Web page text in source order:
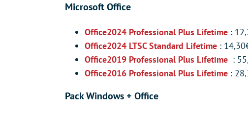
Microsoft Office
Office2024 Professional Plus Lifetime :
Office2024 LTSC Standard Lifetime :
Office2019 Professional Plus Lifetime :
Office2016 Professional Plus Lifetime :
Pack Windows + Office